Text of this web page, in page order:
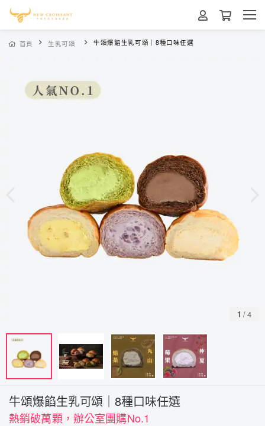
首頁 生乳可頌 牛頌爆餡生乳可頌｜8種口味任選
1 /4
牛頌爆餡生乳可頌｜8種口味任選
熱銷破萬顆，辦公室團購No.1